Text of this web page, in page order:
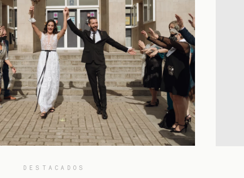
DESTACADOS